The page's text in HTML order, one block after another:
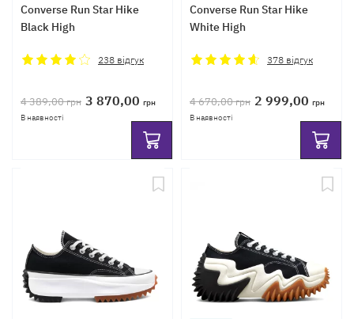
Converse Run Star Hike
Black High
238 відгук
4 389,00грн 3 870,00 грн
В наявності
Converse Run Star Hike
White High
378 відгук
4 670,00грн 2 999,00 грн
В наявності